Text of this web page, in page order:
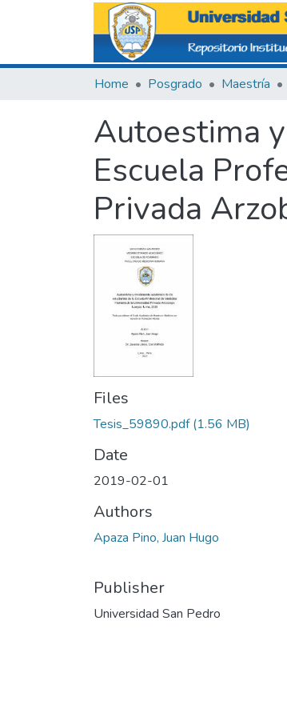
Home Posgrado Maestría
Autoestima
Escuela
Privada
Files
Tesis_59890.pdf(1.56 MB)
Date
2019-02-01
Authors
Apaza Pino, Juan Hugo
Publisher
Universidad San Pedro